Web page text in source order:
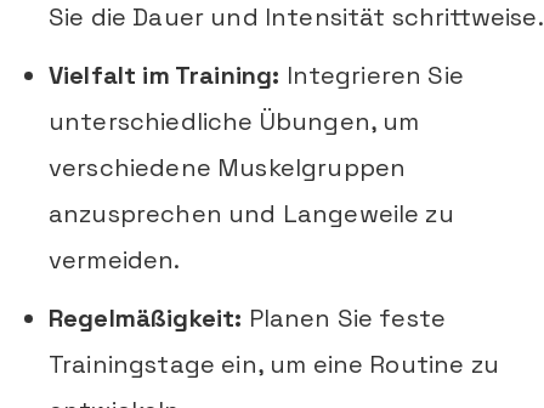
Sie die Dauer und Intensität schrittweise.
Vielfalt im Training: Integrieren Sie
unterschiedliche Übungen, um
verschiedene Muskelgruppen
anzusprechen und Langeweile zu
vermeiden.
Regelmäßigkeit: Planen Sie feste
Trainingstage ein, um eine Routine zu